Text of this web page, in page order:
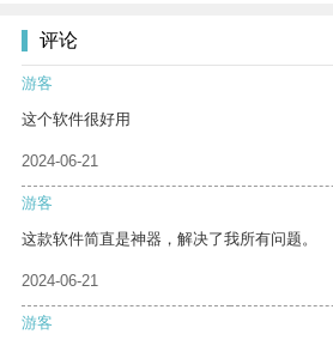
评论
游客
这个软件很好用
2024-06-21
游客
这款软件简直是神器，解决了我所有问题。
2024-06-21
游客